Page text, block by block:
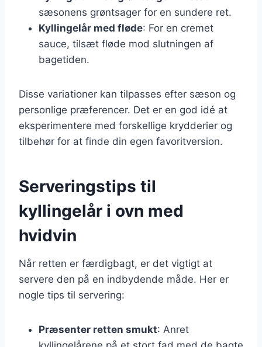
sæsonens grøntsager for en sundere ret.
Kyllingelår med fløde: For en cremet
sauce, tilsæt fløde mod slutningen af
bagetiden.
Disse variationer kan tilpasses efter sæson og
personlige præferencer. Det er en god idé at
eksperimentere med forskellige krydderier og
tilbehør for at finde din egen favoritversion.
Serveringstips til
kyllingelår i ovn med
hvidvin
Når retten er færdigbagt, er det vigtigt at
servere den på en indbydende måde. Her er
nogle tips til servering:
Præsenter retten smukt: Anret